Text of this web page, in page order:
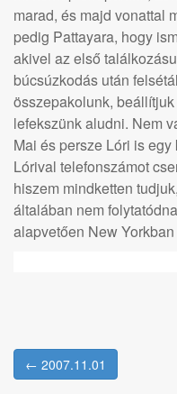
marad, és majd vonattal
pedig Pattayara, hogy
akivel az első
búcsúzkodás után
összepakolunk,
lefekszünk aludni. Nem
Mai és persze Lóri is
Lórival telefonszámot
hiszem mindketten
általában nem
alapvetően New Yorkban
Post navigation
← 2007.11.01